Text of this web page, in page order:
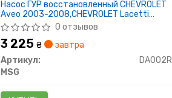
Насос ГУР восстановленный CHEVROLET
Aveo 2003-2008,CHEVROLET Lacetti
2003-,DAEWOO Nubira 1997-2007 П
0 отзывов
3 225 ₴
завтра
Артикул:
DA002R
MSG